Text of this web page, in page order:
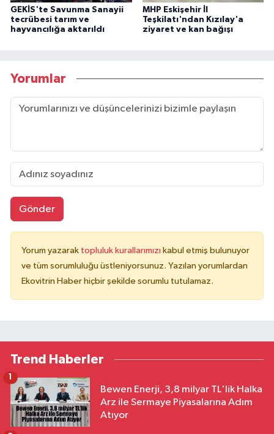
GEKİS'te Savunma Sanayii
tecrübesi tarım ve
hayvancılığa aktarıldı
MHP Eskişehir İl
Teşkilatı'ndan Kızılay'a
ziyaret ve kan bağışı
Yorumlar
Gönder
Yorum yazarak topluluk kurallarımızı kabul etmiş bulunuyor
ve tüm sorumluluğu üstleniyorsunuz. Yazılan yorumlardan
Ekovitrin Haber hiçbir şekilde sorumlu tutulamaz.
Trend Haberler
Bewen Enerji, 3,8 milyar TL'lik Halka
Arz ile Sermaye Piyasalarına Adım
Atıyor
1